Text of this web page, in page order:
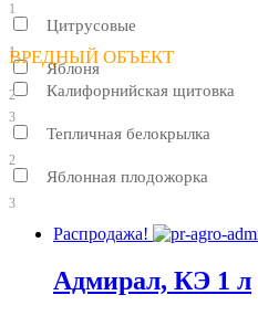
1
Цитрусовые
1
Яблоня
2
ВРЕДНЫЙ ОБЪЕКТ
Калифорнийская щитовка
3
Тепличная белокрылка
2
Яблонная плодожорка
3
Распродажа!
Адмирал, КЭ 1 л